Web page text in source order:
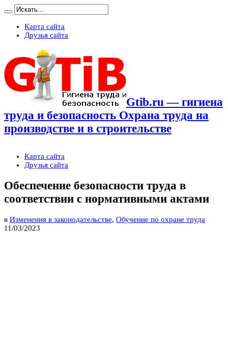
Карта сайта
Друзья сайта
Gtib.ru — гигиена
труда и безопасность Охрана труда на
производстве и в строительстве
Карта сайта
Друзья сайта
Обеспечение безопасности труда в
соответствии с нормативными актами
в Изменения в законодательстве, Обучение по охране труда
11/03/2023